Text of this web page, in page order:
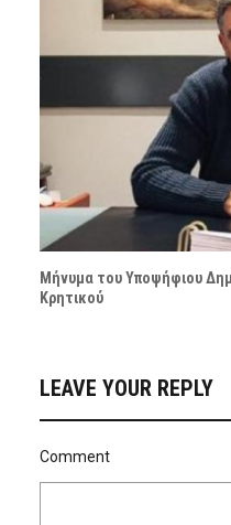
Μήνυμα του Υποψήφιου
Κρητικού
LEAVE YOUR REPLY
Comment